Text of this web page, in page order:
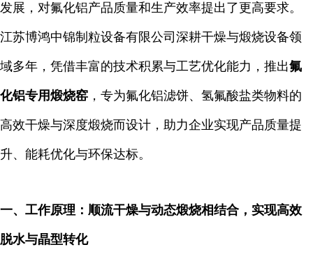
发展，对氟化铝产品质量和生产效率提出了更高要求。
江苏博鸿中锦制粒设备有限公司深耕干燥与煅烧设备领
域多年，凭借丰富的技术积累与工艺优化能力，推出氟
化铝专用煅烧窑 ，专为氟化铝滤饼、氢氟酸盐类物料的
高效干燥与深度煅烧而设计，助力企业实现产品质量提
升、能耗优化与环保达标。
一、工作原理：顺流干燥与动态煅烧相结合，实现高效
脱水与晶型转化